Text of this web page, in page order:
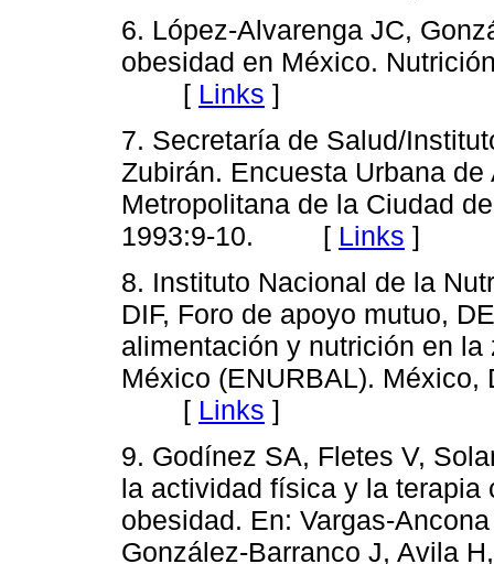
6. López-Alvarenga JC,
obesidad en México.
[ Links ]
7. Secretaría de Salud/
Zubirán. Encuesta Urbana
Metropolitana de la Ciudad
1993:9-10. [ Links ]
8. Instituto Nacional de la
DIF, Foro de apoyo mutuo,
alimentación y nutrición en
México (ENURBAL). México,
[ Links ]
9. Godínez SA, Fletes V,
la actividad física y la terapia
obesidad. En: Vargas-
González-Barranco J, Avila